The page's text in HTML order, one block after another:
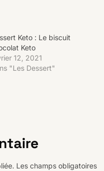
Keto : Le biscuit
Keto
12, 2021
"Les Dessert"
Les champs obligatoires